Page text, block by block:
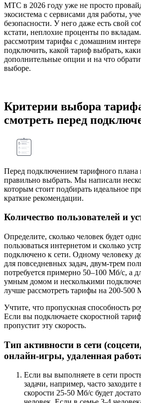
МТС в 2026 году уже не просто
экосистема с сервисами для работы,
безопасности. У него даже есть свой
кстати, неплохие проценты по
рассмотрим тарифы с домашним
подключить, какой тариф выбрать,
дополнительные опции и на что
выборе.
Критерии выбора
смотреть перед
Перед подключением тарифного плана
правильно выбрать. Мы написали
которым стоит подбирать идеальное
краткие рекомендации.
Количество пользователей и
Определите, сколько человек будет
пользоваться интернетом и сколько
подключено к сети. Одному человеку
для повседневных задач, двум-трем
потребуется примерно 50–100 Мб/с, а
умным домом и несколькими
лучше рассмотреть тарифы на 200-500
Учтите, что пропускная способность
Если вы подключаете скоростной
пропустит эту скорость.
Тип активности в сети
онлайн-игры, удаленная
Если вы выполняете в сети
задачи, например, часто
скорости 25-50 Мб/с будет